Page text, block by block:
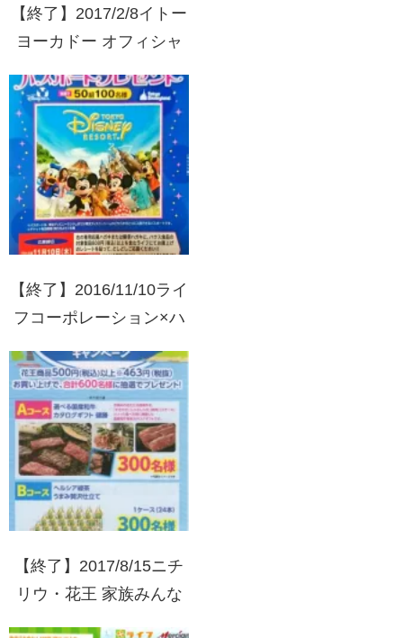
【終了】2017/2/8イトー
ヨーカドー オフィシャ
東京ディズニーリゾー
ト・パークチケットプレ
ゼントキャンペーン
【終了】2016/11/10ライ
フコーポレーション×ハ
京ディズニーランド・東
京ディズニーシーパスポ
ートプレゼント
【終了】2017/8/15ニチ
リウ・花王 家族みんな